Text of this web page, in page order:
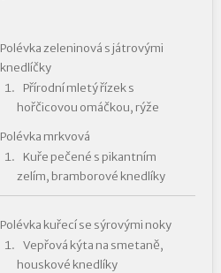
Polévka zeleninová s játrovými
knedlíčky
Přírodní mletý řízek s
hořčicovou omáčkou, rýže
Polévka mrkvová
Kuře pečené s pikantním
zelím, bramborové knedlíky
Polévka kuřecí se sýrovými noky
Vepřová kýta na smetaně,
houskové knedlíky